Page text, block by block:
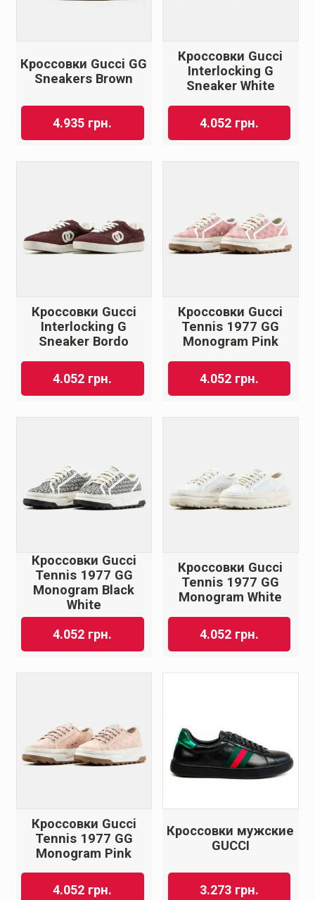
Кроссовки Gucci GG
Sneakers Brown
4.935 грн.
Кроссовки Gucci
Interlocking G
Sneaker White
4.052 грн.
Кроссовки Gucci
Interlocking G
Sneaker Bordo
4.052 грн.
Кроссовки Gucci
Tennis 1977 GG
Monogram Pink
4.052 грн.
Кроссовки Gucci
Tennis 1977 GG
Monogram Black
White
4.052 грн.
Кроссовки Gucci
Tennis 1977 GG
Monogram White
4.052 грн.
Кроссовки Gucci
Tennis 1977 GG
Monogram Pink
4.052 грн.
Кроссовки мужские
GUCCI
3.273 грн.